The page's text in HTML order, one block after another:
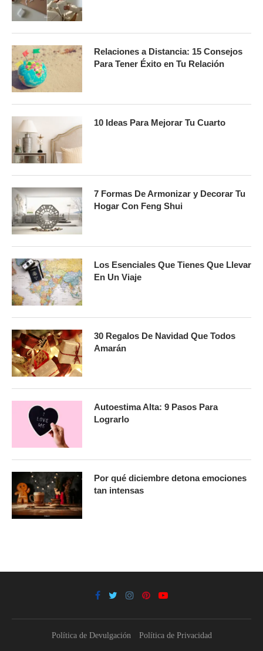
Relaciones a Distancia: 15 Consejos
Para Tener Éxito en Tu Relación
10 Ideas Para Mejorar Tu Cuarto
7 Formas De Armonizar y Decorar Tu
Hogar Con Feng Shui
Los Esenciales Que Tienes Que Llevar
En Un Viaje
30 Regalos De Navidad Que Todos
Amarán
Autoestima Alta: 9 Pasos Para
Lograrlo
Por qué diciembre detona emociones
tan intensas
Política de Devulgación Política de Privacidad